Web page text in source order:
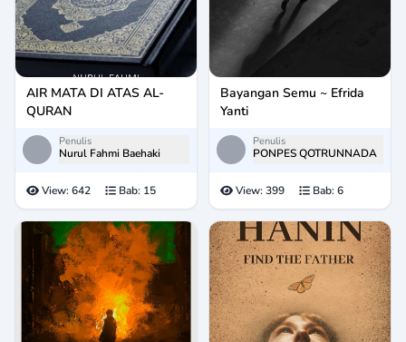
AIR MATA DI ATAS AL-
QURAN
Penulis
Nurul Fahmi Baehaki
View: 642 Bab: 15
Bayangan Semu ~ Efrida
Yanti
Penulis
PONPES QOTRUNNADA
View: 399 Bab: 6